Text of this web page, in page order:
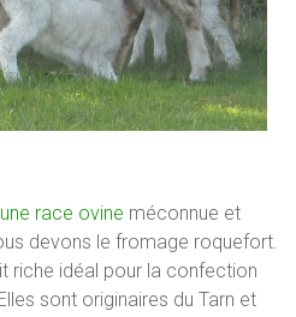
une race ovine méconnue et
devons le fromage roquefort.
riche idéal pour la confection
sont originaires du Tarn et